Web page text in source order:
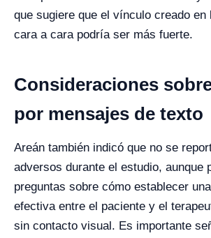
que sugiere que el vínculo creado en
cara a cara podría ser más fuerte.
Consideraciones
por mensajes de texto
Areán también indicó que no se
adversos durante el estudio, aunque
preguntas sobre cómo establecer
efectiva entre el paciente y el
sin contacto visual. Es importante